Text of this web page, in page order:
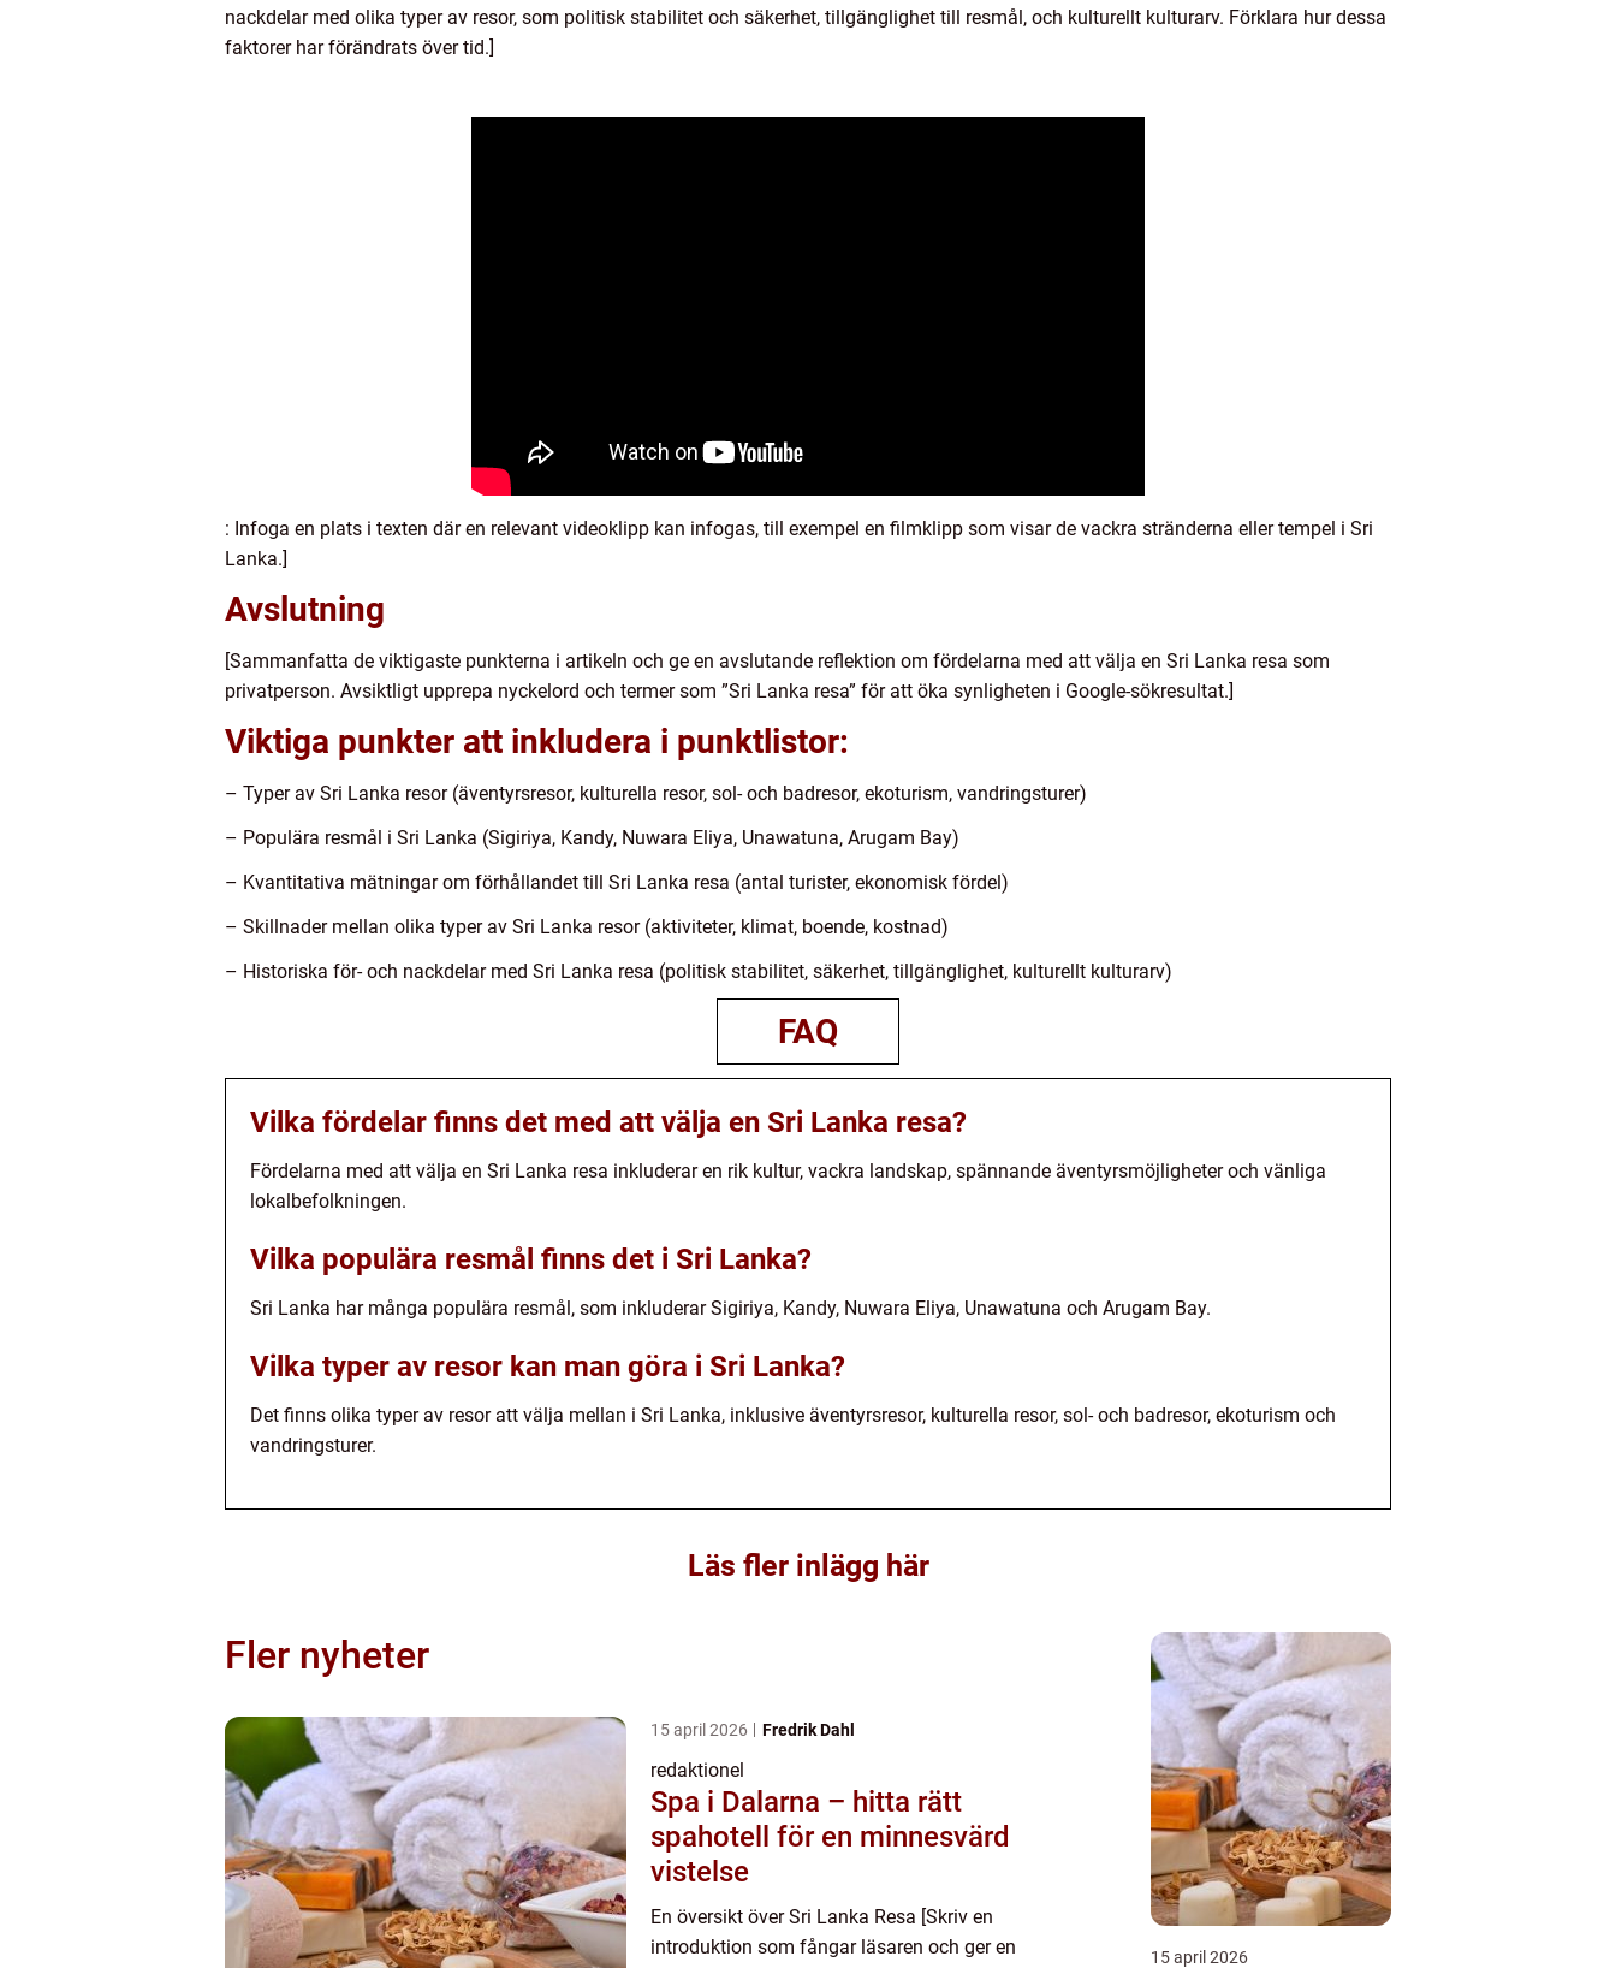
nackdelar med olika typer av resor, som politisk stabilitet och säkerhet, tillgänglighet till resmål, och kulturellt kulturarv. Förklara hur dessa
faktorer har förändrats över tid.]
: Infoga en plats i texten där en relevant videoklipp kan infogas, till exempel en filmklipp som visar de vackra stränderna eller tempel i Sri
Lanka.]
Avslutning
[Sammanfatta de viktigaste punkterna i artikeln och ge en avslutande reflektion om fördelarna med att välja en Sri Lanka resa som
privatperson. Avsiktligt upprepa nyckelord och termer som ”Sri Lanka resa” för att öka synligheten i Google-sökresultat.]
Viktiga punkter att inkludera i punktlistor:
– Typer av Sri Lanka resor (äventyrsresor, kulturella resor, sol- och badresor, ekoturism, vandringsturer)
– Populära resmål i Sri Lanka (Sigiriya, Kandy, Nuwara Eliya, Unawatuna, Arugam Bay)
– Kvantitativa mätningar om förhållandet till Sri Lanka resa (antal turister, ekonomisk fördel)
– Skillnader mellan olika typer av Sri Lanka resor (aktiviteter, klimat, boende, kostnad)
– Historiska för- och nackdelar med Sri Lanka resa (politisk stabilitet, säkerhet, tillgänglighet, kulturellt kulturarv)
FAQ
Vilka fördelar finns det med att välja en Sri Lanka resa?
Fördelarna med att välja en Sri Lanka resa inkluderar en rik kultur, vackra landskap, spännande äventyrsmöjligheter och vänliga
lokalbefolkningen.
Vilka populära resmål finns det i Sri Lanka?
Sri Lanka har många populära resmål, som inkluderar Sigiriya, Kandy, Nuwara Eliya, Unawatuna och Arugam Bay.
Vilka typer av resor kan man göra i Sri Lanka?
Det finns olika typer av resor att välja mellan i Sri Lanka, inklusive äventyrsresor, kulturella resor, sol- och badresor, ekoturism och
vandringsturer.
Läs fler inlägg här
Fler nyheter
15 april 2026 Fredrik Dahl
redaktionel
Spa i Dalarna – hitta rätt
spahotell för en minnesvärd
vistelse
En översikt över Sri Lanka Resa [Skriv en
introduktion som fångar läsaren och ger en
15 april 2026